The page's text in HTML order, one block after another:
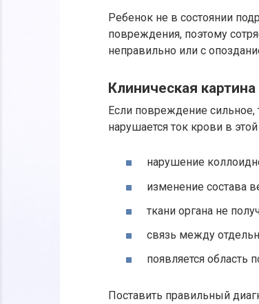
Ребенок не в состоянии
повреждения, поэтому
неправильно или с
Клиническая картина
Если повреждение сильное,
нарушается ток крови в
нарушение
изменение состава
ткани органа не
связь между
появляется область
Поставить правильный